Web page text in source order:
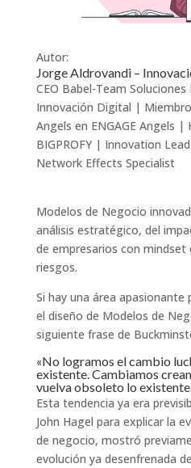
Autor:
Jorge Aldrovandi –
CEO Babel-Team
Innovación Digital |
Angels en ENGAGE Angels
BIGPROFY | Innovation
Network Effects Specialist
Modelos de Negocio
análisis estratégico, del
de empresarios con mindset
riesgos.
Si hay una área apasionante
el diseño de Modelos de
siguiente frase de
«No logramos el cambio
existente. Cambiamos
vuelva obsoleto lo
Esta tendencia ya era
John Hagel para explicar la
de negocio, mostró
evolución ya desenfrenada